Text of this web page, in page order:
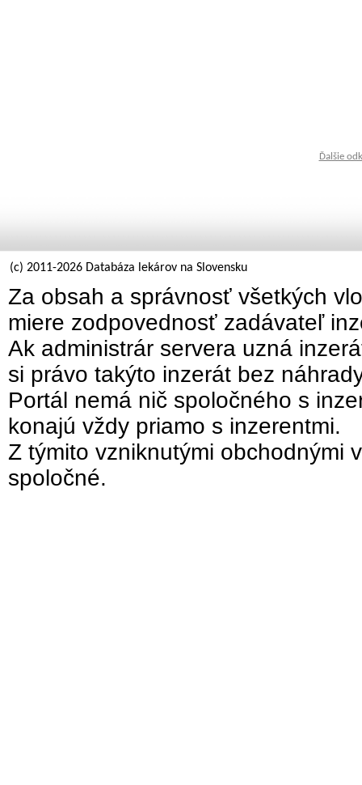
Ďalšie
(c) 2011-2026 Databáza lekárov na Slovensku
Za obsah a správnosť všetkých
miere zodpovednosť zadávateľ
Ak administrár servera uzná
si právo takýto inzerát bez
Portál nemá nič spoločného s
konajú vždy priamo s inzerentmi.
Z týmito vzniknutými obchodnými
spoločné.